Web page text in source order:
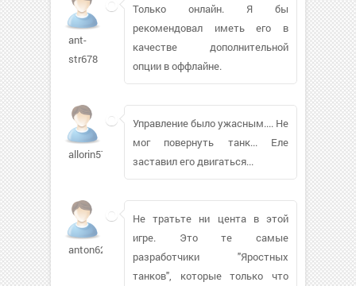
ant-
str678
Только онлайн. Я бы
рекомендовал иметь его в
качестве дополнительной
опции в оффлайне.
allorin574
Управление было ужасным.... Не
мог повернуть танк... Еле
заставил его двигаться...
anton62797996
Не тратьте ни цента в этой
игре. Это те самые
разработчики "Яростных
танков", которые только что